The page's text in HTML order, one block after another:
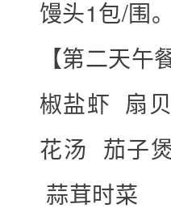
馒头1包/围。
【第二天午
椒盐虾 扇
花汤 茄子
蒜茸时菜